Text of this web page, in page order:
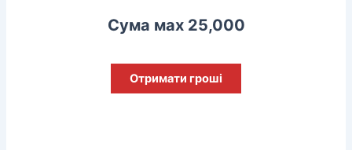
Сума мах 25,000
Отримати гроші